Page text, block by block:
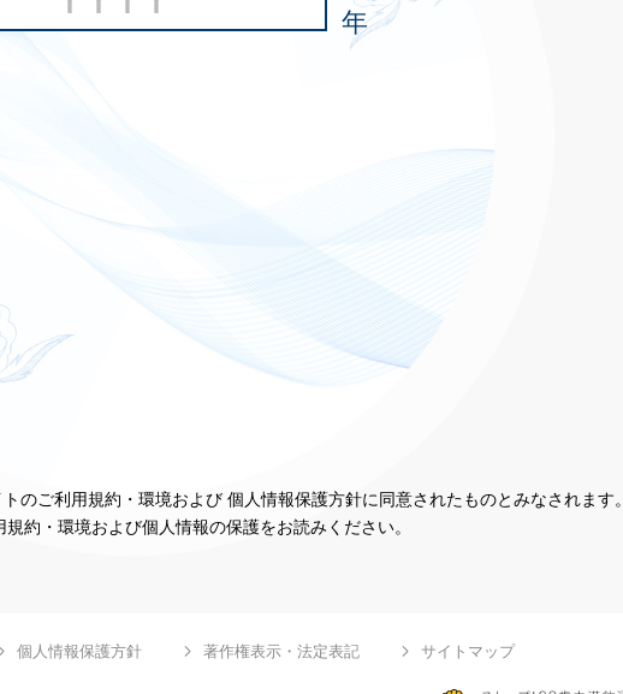
年
のご利用規約・環境および 個人情報保護方針に同意されたものとみなされます。
規約・環境および個人情報の保護をお読みください。
個人情報保護方針 著作権表示・法定表記 サイトマップ